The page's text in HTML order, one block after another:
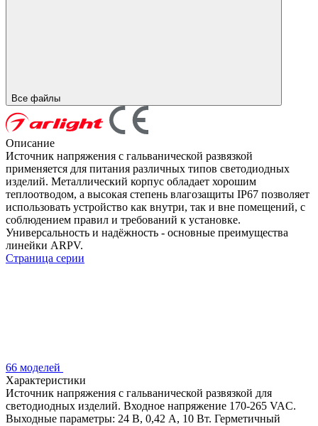
Все файлы
Описание
Источник напряжения с гальванической развязкой
применяется для питания различных типов светодиодных
изделий. Металлический корпус обладает хорошим
теплоотводом, а высокая степень влагозащиты IP67 позволяет
использовать устройство как внутри, так и вне помещений, с
соблюдением правил и требований к установке.
Универсальность и надёжность - основные преимущества
линейки ARPV.
Страница серии
66 моделей
Характеристики
Источник напряжения с гальванической развязкой для
светодиодных изделий. Входное напряжение 170-265 VAC.
Выходные параметры: 24 В, 0,42 А, 10 Вт. Герметичный